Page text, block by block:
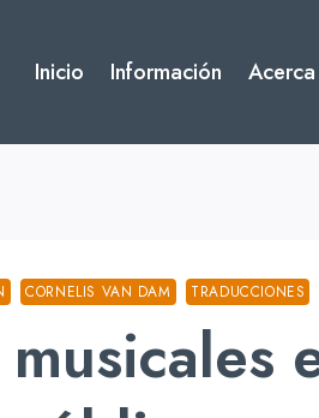
Inicio Información
CORNELIS VAN DAM TRADUCCIONES